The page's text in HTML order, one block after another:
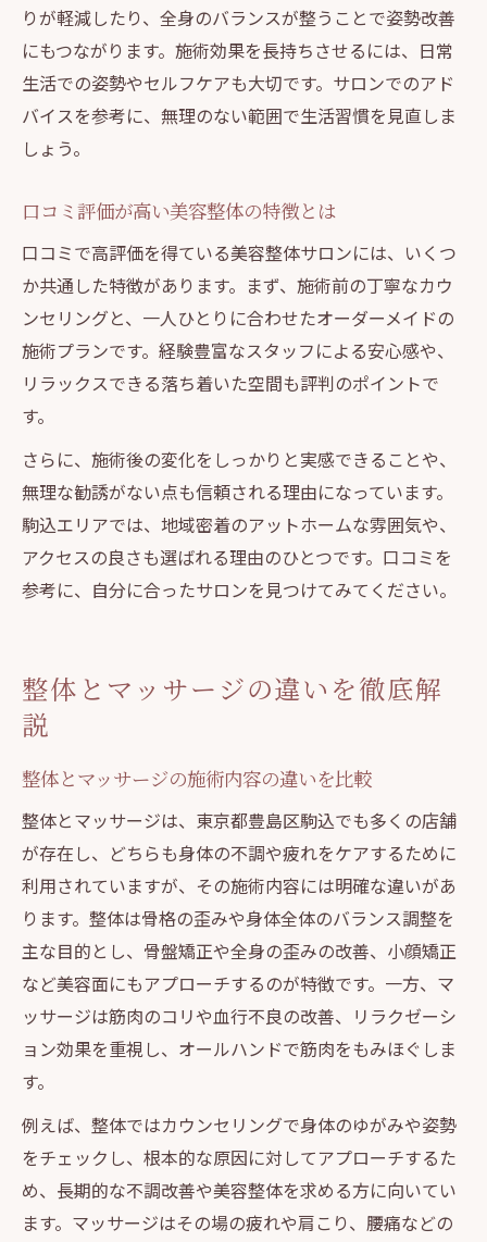
りが軽減したり、全身のバランスが整うことで姿勢改善
にもつながります。施術効果を長持ちさせるには、日常
生活での姿勢やセルフケアも大切です。サロンでのアド
バイスを参考に、無理のない範囲で生活習慣を見直しま
しょう。
口コミ評価が高い美容整体の特徴とは
口コミで高評価を得ている美容整体サロンには、いくつ
か共通した特徴があります。まず、施術前の丁寧なカウ
ンセリングと、一人ひとりに合わせたオーダーメイドの
施術プランです。経験豊富なスタッフによる安心感や、
リラックスできる落ち着いた空間も評判のポイントで
す。
さらに、施術後の変化をしっかりと実感できることや、
無理な勧誘がない点も信頼される理由になっています。
駒込エリアでは、地域密着のアットホームな雰囲気や、
アクセスの良さも選ばれる理由のひとつです。口コミを
参考に、自分に合ったサロンを見つけてみてください。
整体とマッサージの違いを徹底解
説
整体とマッサージの施術内容の違いを比較
整体とマッサージは、東京都豊島区駒込でも多くの店舗
が存在し、どちらも身体の不調や疲れをケアするために
利用されていますが、その施術内容には明確な違いがあ
ります。整体は骨格の歪みや身体全体のバランス調整を
主な目的とし、骨盤矯正や全身の歪みの改善、小顔矯正
など美容面にもアプローチするのが特徴です。一方、マ
ッサージは筋肉のコリや血行不良の改善、リラクゼーシ
ョン効果を重視し、オールハンドで筋肉をもみほぐしま
す。
例えば、整体ではカウンセリングで身体のゆがみや姿勢
をチェックし、根本的な原因に対してアプローチするた
め、長期的な不調改善や美容整体を求める方に向いてい
ます。マッサージはその場の疲れや肩こり、腰痛などの